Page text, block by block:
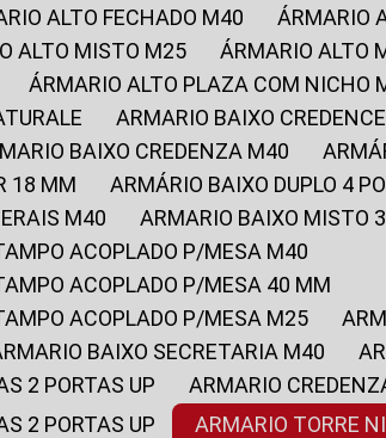
ALTO FECHADO M40
ALTO MISTO M25
ÁRMARIO ALTO
ÁRMARIO ALTO PLAZA COM NICHO
ARMARIO BAIXO
BAIXO CREDENZA M40
18 MM
ARMÁRIO BAIXO DUPLO 4
M40
ARMARIO BAIXO
ACOPLADO P/MESA M40
ACOPLADO P/MESA 40 MM
ACOPLADO P/MESA M25
ARMARIO BAIXO SECRETARIA M40
2 PORTAS UP
ARMARIO
2 PORTAS UP
ARMARIO TORRE